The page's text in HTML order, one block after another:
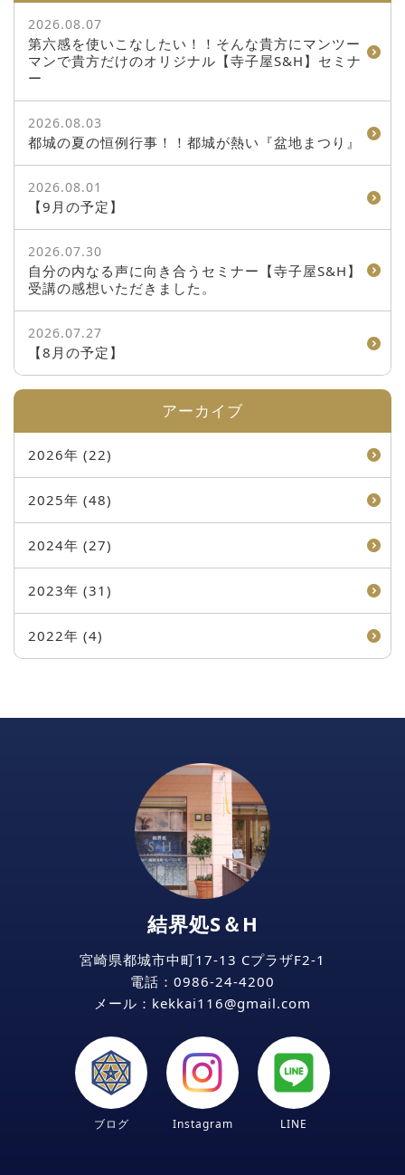
2026.08.07
第六感を使いこなしたい！！そんな貴方にマンツー
マンで貴方だけのオリジナル【寺子屋S&H】セミナ
ー
2026.08.03
都城の夏の恒例行事！！都城が熱い『盆地まつり』
2026.08.01
【9月の予定】
2026.07.30
自分の内なる声に向き合うセミナー【寺子屋S&H】
受講の感想いただきました。
2026.07.27
【8月の予定】
アーカイブ
2026年 (22)
2025年 (48)
2024年 (27)
2023年 (31)
2022年 (4)
結界処S＆H
宮崎県都城市中町17-13 CプラザF2-1
電話： 0986-24-4200
メール：kekkai116
gmail com
ブログ Instagram LINE